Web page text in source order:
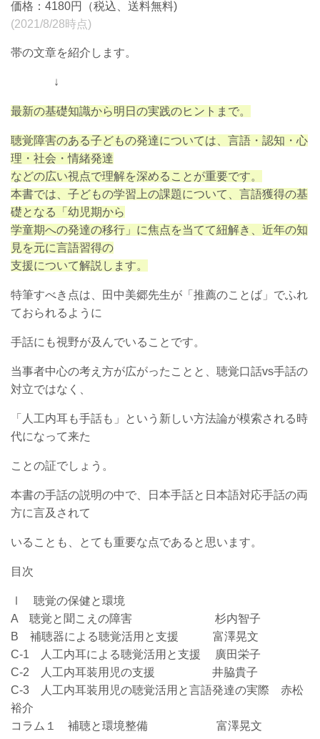
価格：4180円（税込、送料無料)
(2021/8/28時点)
帯の文章を紹介します。
↓
最新の基礎知識から明日の実践のヒントまで。
聴覚障害のある子どもの発達については、言語・認知・心
理・社会・情緒発達
などの広い視点で理解を深めることが重要です。
本書では、子どもの学習上の課題について、言語獲得の基
礎となる「幼児期から
学童期への発達の移行」に焦点を当てて紐解き、近年の知
見を元に言語習得の
支援について解説します。
特筆すべき点は、田中美郷先生が「推薦のことば」でふれ
ておられるように
手話にも視野が及んでいることです。
当事者中心の考え方が広がったことと、 聴覚口話vs手話の
対立ではなく、
「人工内耳も手話も」という新しい方法論が模索される時
代になって来た
ことの証でしょう。
本書の手話の説明の中で、
日本手話と日本語対応手話の両
方に言及されて
いることも、とても重要な点であると思います。
目次
Ⅰ 聴覚の保健と環境
A 聴覚と聞こえの障害 杉内智子
B 補聴器による聴覚活用と支援 富澤晃文
C-1 人工内耳による聴覚活用と支援 廣田栄子
C-2 人工内耳装用児の支援 井脇貴子
C-3 人工内耳装用児の聴覚活用と言語発達の実際 赤松
裕介
コラム１ 補聴と環境整備 富澤晃文